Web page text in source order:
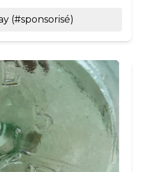
(#sponsorisé)